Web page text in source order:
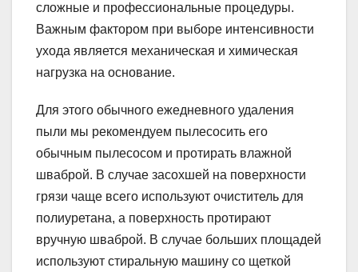
сложные и профессиональные процедуры.
Важным фактором при выборе интенсивности
ухода является механическая и химическая
нагрузка на основание.
Для этого обычного ежедневного удаления
пыли мы рекомендуем пылесосить его
обычным пылесосом и протирать влажной
шваброй. В случае засохшей на поверхности
грязи чаще всего используют очиститель для
полиуретана, а поверхность протирают
вручную шваброй. В случае больших площадей
используют стиральную машину со щеткой